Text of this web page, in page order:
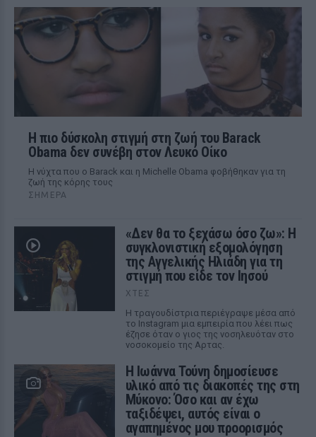
Η πιο δύσκολη στιγμή στη ζωή του Barack
Obama δεν συνέβη στον Λευκό Οίκο
Η νύχτα που ο Barack και η Michelle Obama φοβήθηκαν για τη
ζωή της κόρης τους
ΣΉΜΕΡΑ
«Δεν θα το ξεχάσω όσο ζω»: Η
συγκλονιστική εξομολόγηση
της Αγγελικής Ηλιάδη για τη
στιγμή που είδε τον Ιησού
ΧΤΕΣ
Η τραγουδίστρια περιέγραψε μέσα από
το Instagram μια εμπειρία που λέει πως
έζησε όταν ο γιος της νοσηλευόταν στο
νοσοκομείο της Αρτας.
Η Ιωάννα Τούνη δημοσίευσε
υλικό από τις διακοπές της στη
Μύκονο: Όσο και αν έχω
ταξιδέψει, αυτός είναι ο
αγαπημένος μου προορισμός